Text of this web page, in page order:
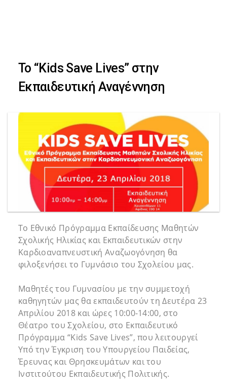
navigation
to
content
Το “Kids Save Lives” στην
Εκπαιδευτική Αναγέννηση
Το Εθνικό Πρόγραμμα Εκπαίδευσης Μαθητών
Σχολικής Ηλικίας και Εκπαιδευτικών στην
Καρδιοαναπνευστική Αναζωογόνηση θα
φιλοξενήσει το Γυμνάσιο του Σχολείου μας.
Μαθητές του Γυμνασίου με την συμμετοχή
καθηγητών μας θα εκπαιδευτούν τη Δευτέρα 23
Απριλίου 2018 και ώρες 10:00-14:00, στο
Θέατρο του Σχολείου, στο Εκπαιδευτικό
Πρόγραμμα “Kids Save Lives”, που λειτουργεί
Υπό την Έγκριση του Υπουργείου Παιδείας,
Έρευνας και Θρησκευμάτων και του
Ινστιτούτου Εκπαιδευτικής Πολιτικής.